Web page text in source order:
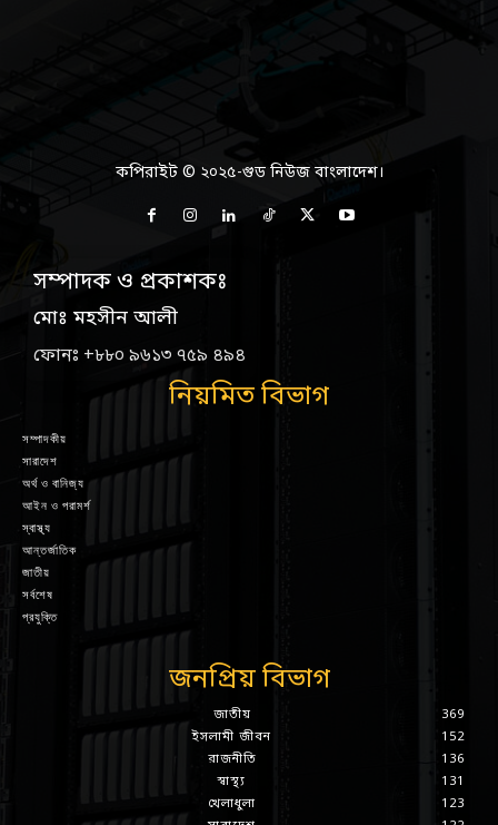
কপিরাইট © ২০২৫-গুড নিউজ বাংলাদেশ।
সম্পাদক ও প্রকাশকঃ
মোঃ মহসীন আলী
ফোনঃ +৮৮০ ৯৬১৩ ৭৫৯ ৪৯৪
নিয়মিত বিভাগ
সম্পাদকীয়
সারাদেশ
অর্থ ও বানিজ্য
আইন ও পরামর্শ
স্বাস্থ্য
আন্তর্জাতিক
জাতীয়
সর্বশেষ
প্রযুক্তি
জনপ্রিয় বিভাগ
জাতীয়
369
ইসলামী জীবন
152
রাজনীতি
136
স্বাস্থ্য
131
খেলাধুলা
123